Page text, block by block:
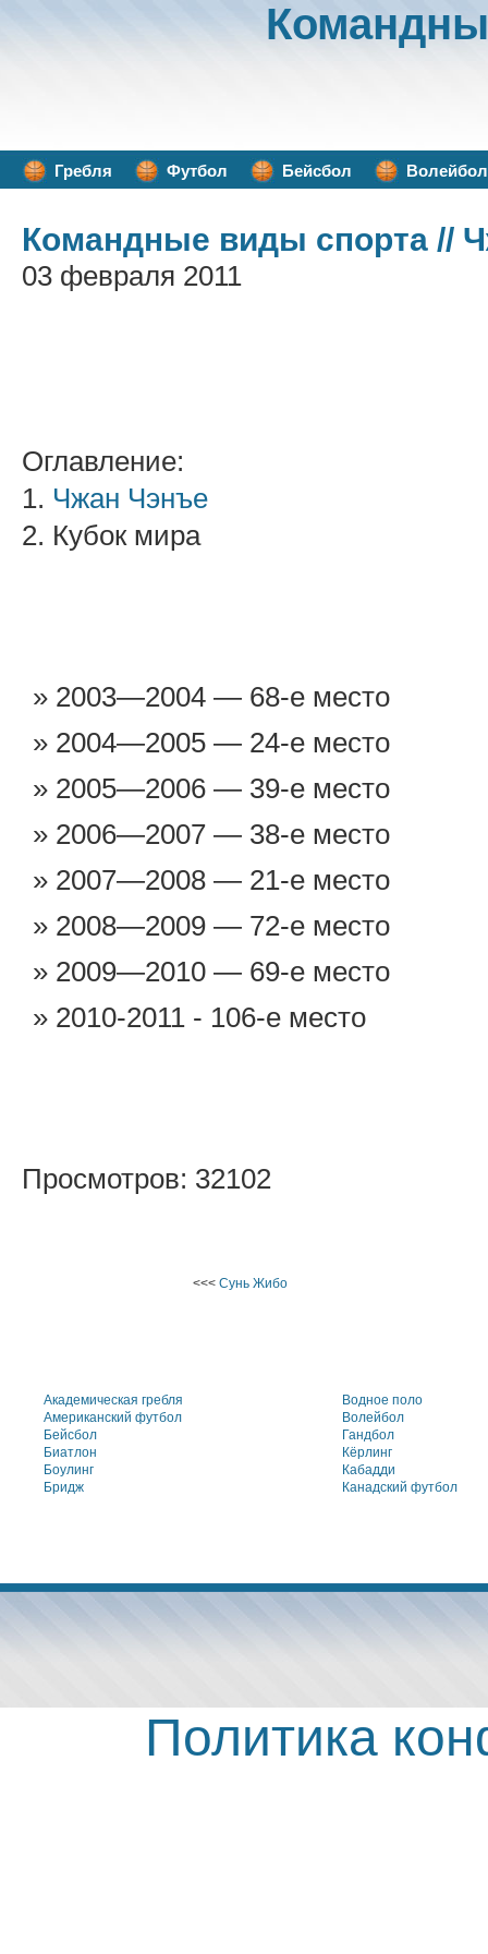
Гребля Футбол Бейсбол Волейбол
Командные виды спорта //
03 февраля 2011
Оглавление:
1. Чжан Чэнъе
2. Кубок мира
2003—2004 — 68-е место
2004—2005 — 24-е место
2005—2006 — 39-е место
2006—2007 — 38-е место
2007—2008 — 21-е место
2008—2009 — 72-е место
2009—2010 — 69-е место
2010-2011 - 106-е место
Просмотров: 32102
<<< Сунь Жибо
Академическая гребля
Американский футбол
Бейсбол
Биатлон
Боулинг
Бридж
Водное поло
Волейбол
Гандбол
Кёрлинг
Кабадди
Канадский футбол
Политика